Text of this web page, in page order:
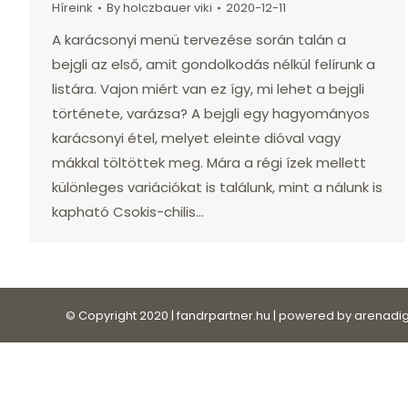
Híreink Byholczbauer viki 2020-12-11
A karácsonyi menü tervezése során talán a
bejgli az első, amit gondolkodás nélkül felírunk a
listára. Vajon miért van ez így, mi lehet a bejgli
története, varázsa? A bejgli egy hagyományos
karácsonyi étel, melyet eleinte dióval vagy
mákkal töltöttek meg. Mára a régi ízek mellett
különleges variációkat is találunk, mint a nálunk is
kapható Csokis-chilis…
© Copyright 2020 | fandrpartner.hu | powered by